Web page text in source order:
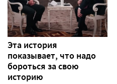
Эта история
показывает, что надо
бороться за свою
историю